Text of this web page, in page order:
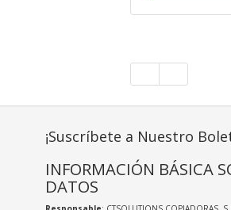
¡Suscríbete a Nuestro
INFORMACIÓN BÁSICA
DATOS